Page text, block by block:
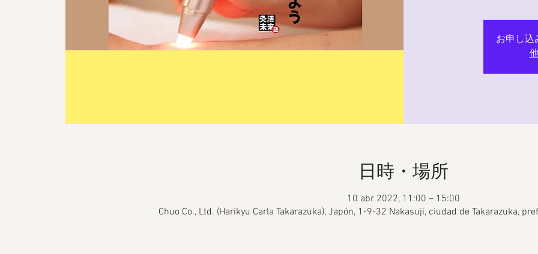
お申し込
日時・場所
10 abr 2022, 11:00 – 15:00
Chuo Co., Ltd. (Harikyu Carla Takarazuka), Japón, 1-9-32 Nakasuji, ciudad de Takarazuka,